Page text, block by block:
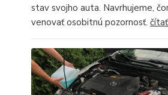
stav svojho auta. Navrhujeme,
venovať osobitnú pozornosť.